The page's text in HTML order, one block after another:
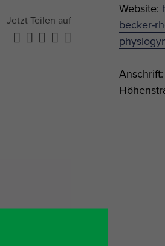
Jetzt Teilen auf
Website:
becker-